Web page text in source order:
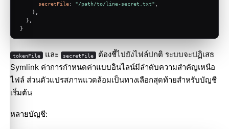
secretFile: "/path/to/line-secret.txt" ,
    },
  },
}
tokenFile และ secretFile
ต้องชี้ไปยังไฟล์ปกติ ระบบจะปฏิเสธ
Symlink ค่าการกำหนดค่าแบบอินไลน์มีลำดับความสำคัญเหนือ
ไฟล์ ส่วนตัวแปรสภาพแวดล้อมเป็นทางเลือกสุดท้ายสำหรับบัญชี
เริ่มต้น
หลายบัญชี: